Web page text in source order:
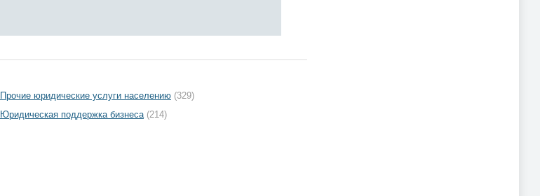
Прочие юридические услуги населению (329)
Юридическая поддержка бизнеса (214)